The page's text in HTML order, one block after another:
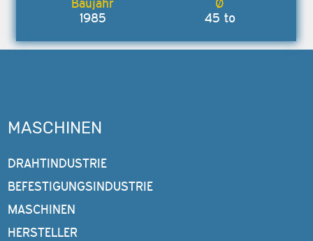
1985 45 to
MASCHINEN
DRAHTINDUSTRIE
BEFESTIGUNGSINDUSTRIE
MASCHINEN
HERSTELLER